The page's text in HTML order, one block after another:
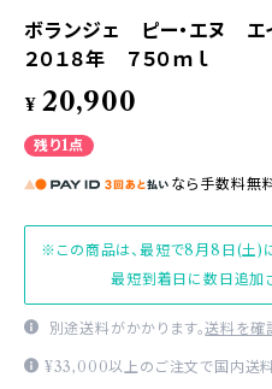
ボランジェ ピー・エヌ
２０１８年 ７５０ｍｌ
¥ 20,900
残り1点
なら 手数料無
※この商品は、最短で8月8日(土)に
最短到着日に数日追加
別途送料がかかります。送料を確
¥33,000以上のご注文で国内送料